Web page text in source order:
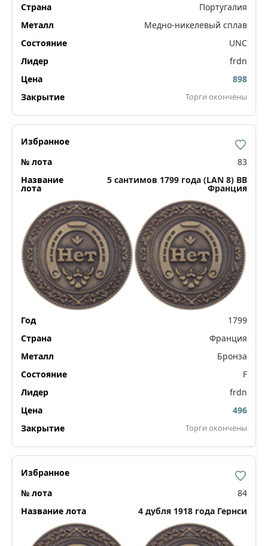
Португалия
Медно-никелевый сплав
UNC
frdn
898
Торги окончены
83
5 сантимов 1799 года (LAN 8) ВВ
Франция
1799
Франция
Бронза
F
frdn
496
Торги окончены
84
4 дубля 1918 года Гернси